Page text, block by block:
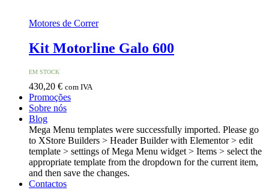
Motores de Correr
Kit Motorline Galo 600
EM STOCK
430,20 € com IVA
Promoções
Sobre nós
Blog
Mega Menu templates were successfully imported. Please go
to XStore Builders > Header Builder with Elementor > edit
template > settings of Mega Menu widget > Items > select the
appropriate template from the dropdown for the current item,
and then save the changes.
Contactos